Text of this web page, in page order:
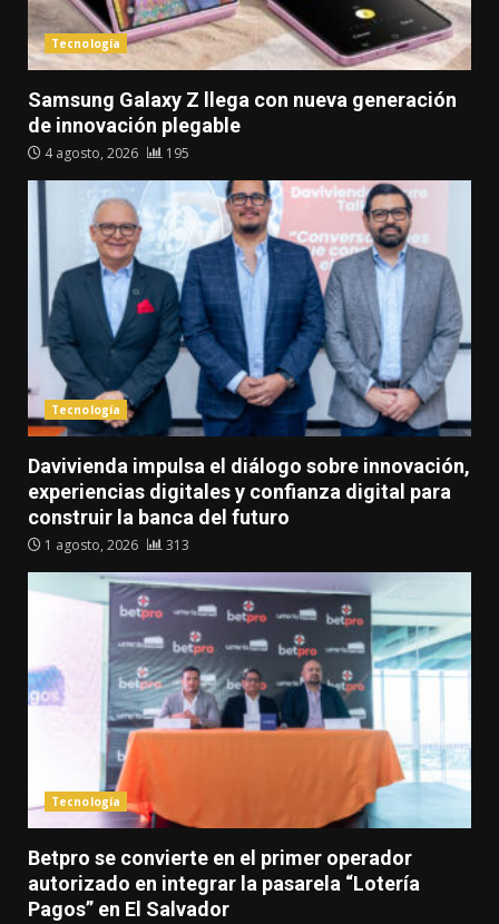
Tecnología
Samsung Galaxy Z llega con nueva generación
de innovación plegable
4 agosto, 2026 195
Tecnología
Davivienda impulsa el diálogo sobre innovación,
experiencias digitales y confianza digital para
construir la banca del futuro
1 agosto, 2026 313
Tecnología
Betpro se convierte en el primer operador
autorizado en integrar la pasarela “Lotería
Pagos” en El Salvador